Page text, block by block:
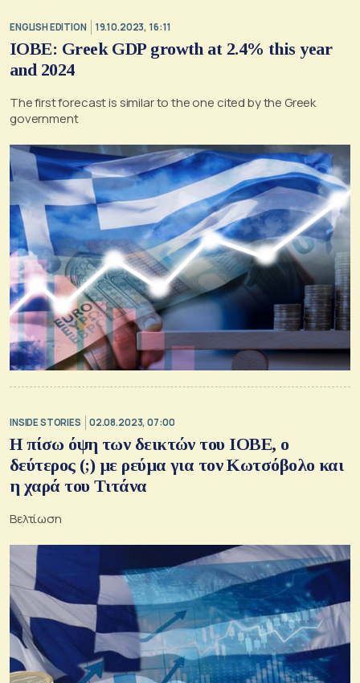
ENGLISH EDITION 19.10.2023, 16:11
ΙΟΒΕ: Greek GDP growth at 2.4% this year
and 2024
The first forecast is similar to the one cited by the Greek
government
INSIDE STORIES 02.08.2023, 07:00
Η πίσω όψη των δεικτών του ΙΟΒΕ, ο
δεύτερος (;) με ρεύμα για τον Κωτσόβολο και
η χαρά του Τιτάνα
Βελτίωση